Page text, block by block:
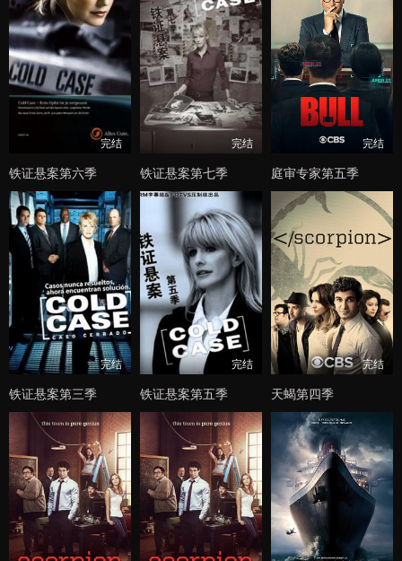
完结
铁证悬案第六季
完结
铁证悬案第七季
完结
庭审专家第五季
完结
铁证悬案第三季
完结
铁证悬案第五季
完结
天蝎第四季